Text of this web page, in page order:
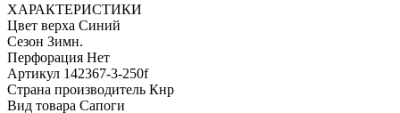
ХАРАКТЕРИСТИКИ
Цвет верха Синий
Сезон Зимн.
Перфорация Нет
Артикул 142367-3-250f
Страна производитель Кнр
Вид товара Сапоги